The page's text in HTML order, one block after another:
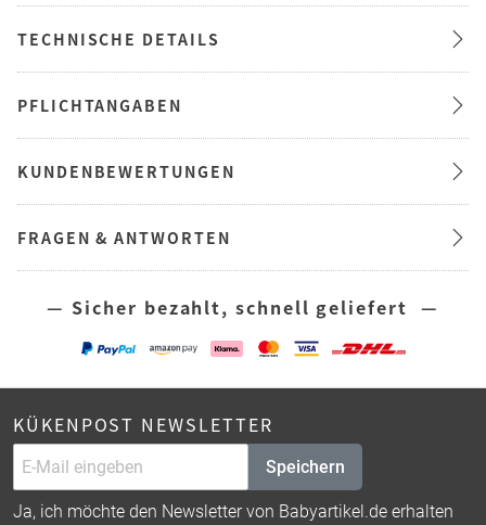
TECHNISCHE DETAILS
PFLICHTANGABEN
KUNDENBEWERTUNGEN
FRAGEN & ANTWORTEN
— Sicher bezahlt, schnell geliefert —
KÜKENPOST NEWSLETTER
Speichern
Ja, ich möchte den Newsletter von Babyartikel.de erhalten